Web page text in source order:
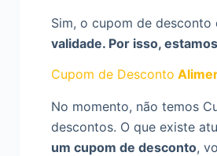
Sim, o cupom de
validade. Por isso,
Cupom de Desconto
No momento, não temos
descontos. O que existe
um cupom de desconto,